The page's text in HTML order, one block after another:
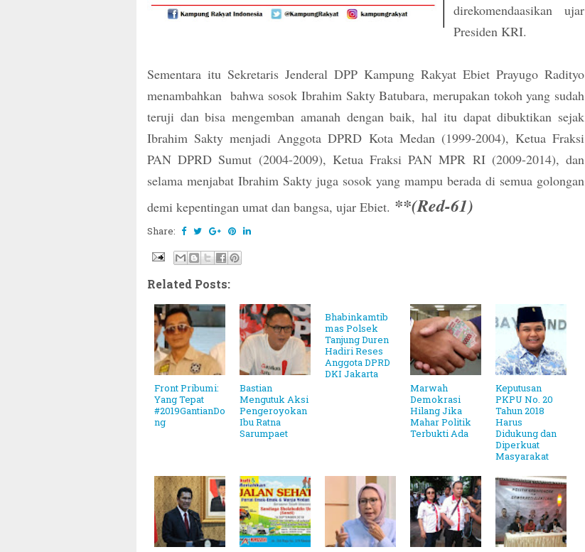
direkomendaasikan ujar
Presiden KRI.
Sementara itu Sekretaris Jenderal DPP Kampung Rakyat Ebiet Prayugo Radityo
menambahkan bahwa sosok Ibrahim Sakty Batubara, merupakan tokoh yang sudah
teruji dan bisa mengemban amanah dengan baik, hal itu dapat dibuktikan sejak
Ibrahim Sakty menjadi Anggota DPRD Kota Medan (1999-2004), Ketua Fraksi
PAN DPRD Sumut (2004-2009), Ketua Fraksi PAN MPR RI (2009-2014), dan
selama menjabat Ibrahim Sakty juga sosok yang mampu berada di semua golongan
demi kepentingan umat dan bangsa, ujar Ebiet. **(Red-61)
Share:
Related Posts:
Front Pribumi:
Yang Tepat
#2019GantianDo
ng
Bastian
Mengutuk Aksi
Pengeroyokan
Ibu Ratna
Sarumpaet
Bhabinkamtib
mas Polsek
Tanjung Duren
Hadiri Reses
Anggota DPRD
DKI Jakarta
Marwah
Demokrasi
Hilang Jika
Mahar Politik
Terbukti Ada
Keputusan
PKPU No. 20
Tahun 2018
Harus
Didukung dan
Diperkuat
Masyarakat